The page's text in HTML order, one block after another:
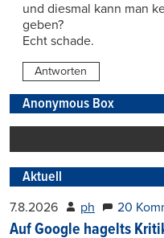
und diesmal kann man
geben?
Echt schade.
Antworten
Anonymous Box
Aktuell
7.8.2026 ph 20
Auf Google hagelts